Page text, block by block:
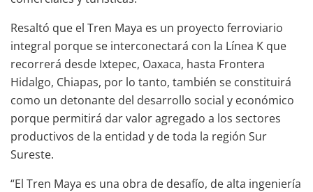
Resaltó que el Tren Maya es un proyecto ferroviario
integral porque se interconectará con la Línea K que
recorrerá desde Ixtepec, Oaxaca, hasta Frontera
Hidalgo, Chiapas, por lo tanto, también se constituirá
como un detonante del desarrollo social y económico
porque permitirá dar valor agregado a los sectores
productivos de la entidad y de toda la región Sur
Sureste.
“El Tren Maya es una obra de desafío, de alta ingeniería